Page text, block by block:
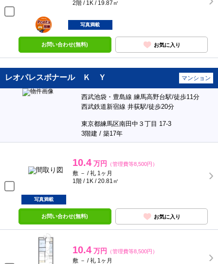
2階 / 1K / 19.87㎡
ポンタ
部屋
写真満載
お問い合わせ(無料) お気に入り
レオパレスボナール Ｋ Ｙ マンション
西武池袋・豊島線 練馬高野台駅/徒歩11分
西武鉄道新宿線 井荻駅/徒歩20分
東京都練馬区南田中３丁目 17-3
3階建 / 築17年
10.4 万円 （管理費等8,500円）
敷 － / 礼 1ヶ月
1階 / 1K / 20.81㎡
写真満載
お問い合わせ(無料) お気に入り
10.4 万円 （管理費等8,500円）
敷 － / 礼 1ヶ月